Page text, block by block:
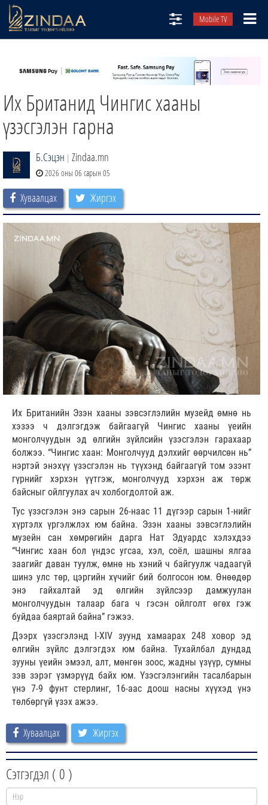
Mobile TV
ТВ8
ӨГЛӨӨНИЙ СОНИН
АУДИО ЗОХИОЛ
ЗИНДАА СЭТГҮҮЛ
Их Британид Чингис хааны
үзэсгэлэн гарна
Б.Сэцэн | Zindaa.mn
2026 оны 06 сарын 05
Хуваалцах Жиргэх
Их Британийн Эзэн хааны зэвсэглэлийн музейд өмнө нь
хэзээ ч дэлгэгдэж байгаагүй Чингис хааны үеийн
монголчуудын эд өлгийн зүйлсийн үзэсгэлэн гарахаар
болжээ. “Чингис хаан: Монголчууд дэлхийг өөрчилсөн нь”
нэртэй энэхүү үзэсгэлэн нь түүхэнд байгаагүй том эзэнт
гүрнийг хэрхэн үүтгэж, монголчууд хэрхэн аж төрж
байсныг ойлгуулах ач холбогдолтой аж.
Тус үзэсгэлэн энэ сарын 26-наас 11 дүгээр сарын 1-нийг
хүртэлх үргэлжлэх юм байна. Эзэн хааны зэвсэглэлийн
музейн сан хөмрөгийн дарга Нат Эдуардс хэлэхдээ
“Чингис хаан бол үндэс угсаа, хэл, соёл, шашны ялгаа
заагийг даван туулж, өмнө нь хэний ч байгуулж чадаагүй
шинэ улс төр, цэргийн хүчийг бий болгосон юм. Өнөөдөр
энэ гайхалтай эд өлгийн зүйлсээр дамжуулан
монголчуудын талаар бага ч гэсэн ойлголт өгөх гэж
буйдаа баяртай байна” гэжээ.
Дээрх үзэсгэлэнд I-XIV зуунд хамаарах 248 ховор эд
өлгийн зүйлс дэлгэгдэх юм байна. Тухайлбал дундад
зууны үеийн эмээл, алт, мөнгөн зоос, жадны үзүүр, сумны
зэв зэрэг үзмэрүүд байх юм. Үзэсгэлэнгийн тасалбарын
үнэ 7-9 фунт стерлинг, 16-аас доош насны хүүхэд үнэ
төлбөргүй үзэх ажээ.
Хуваалцах Жиргэх
Сэтгэгдэл ( 0 )